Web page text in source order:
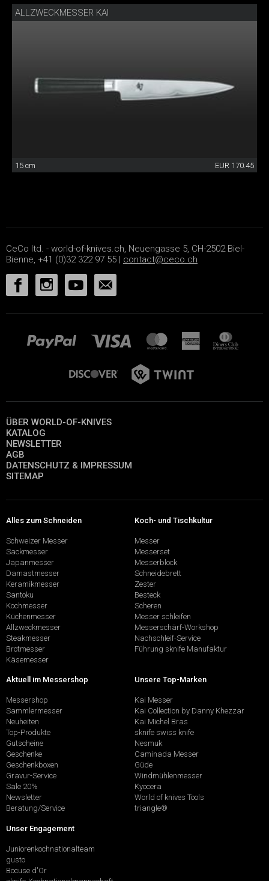
ALLZWECKMESSER KAI
15 cm EUR 170.45
CeCo ltd. - world-of-knives.ch, Neuengasse 5, CH-2502 Biel-
Bienne, +41 (0)32 322 97 55 | contact@ceco.ch
ÜBER WORLD-OF-KNIVES
KATALOG
NEWSLETTER
AGB
DATENSCHUTZ & IMPRESSUM
SITEMAP
Alles zum Schneiden
Schweizer Messer
Sackmesser
Japanmesser
Damastmesser
Keramikmesser
Santoku
Kochmesser
Küchenmesser
Allzweckmesser
Steakmesser
Brotmesser
Käsemesser
Koch- und Tischkultur
Messer
Messerset
Messerblock
Schneidebrett
Zester
Besteck
Scheren
Messer schleifen
Messerschärf-Workshop
Nachschleif-Service
Führung sknife Manufaktur
Aktuell im Messershop
Messershop
Sammlermesser
Neuheiten
Top-Produkte
Gutscheine
Geschenke
Geschenkboxen
Gravur-Service
Sale 20%
Newsletter
Beratung/Service
Unsere Top-Marken
Kai Messer
Kai Collection by Danny Khezzar
Kai Michel Bras
sknife swiss knife
Nesmuk
Caminada Messer
Güde
Windmühlenmesser
Kyocera
World of knives Tools
triangle®
Unser Engagement
Juniorenkochnationalteam
gusto
Bocuse d'Or